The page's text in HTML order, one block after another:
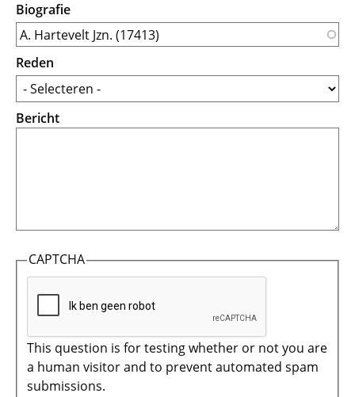
Biografie
Reden
Bericht
CAPTCHA
This question is for testing whether or not you are
a human visitor and to prevent automated spam
submissions.